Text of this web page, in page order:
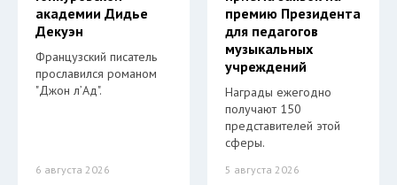
академии Дидье
Декуэн
Французский писатель
прославился романом
"Джон л’Ад".
6 августа 2026
премию Президента
для педагогов
музыкальных
учреждений
Награды ежегодно
получают 150
представителей этой
сферы.
5 августа 2026